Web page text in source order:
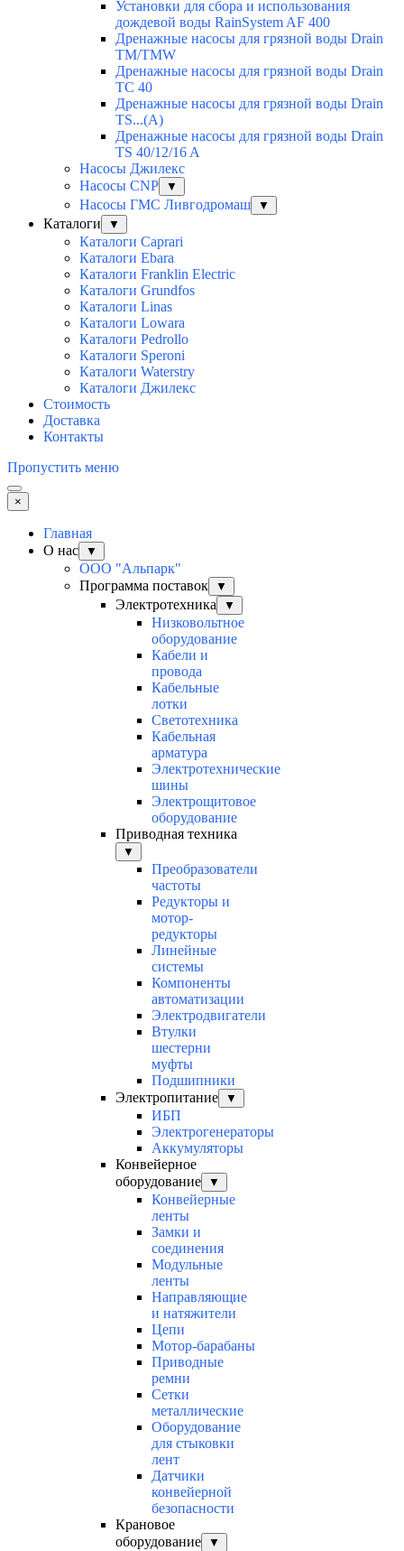
Установки для сбора и использования
дождевой воды RainSystem AF 400
Дренажные насосы для грязной воды Drain
TM/TMW
Дренажные насосы для грязной воды Drain
TC 40
Дренажные насосы для грязной воды Drain
TS...(A)
Дренажные насосы для грязной воды Drain
TS 40/12/16 A
Насосы Джилекс
Насосы CNP
▼
Насосы ГМС Ливгодромаш ▼
Каталоги ▼
Каталоги Caprari
Каталоги Ebara
Каталоги Franklin Electric
Каталоги Grundfos
Каталоги Linas
Каталоги Lowara
Каталоги Pedrollo
Каталоги Speroni
Каталоги Waterstry
Каталоги Джилекс
Стоимость
Доставка
Контакты
Пропустить меню
×
Главная
О нас
▼
ООО "Альпарк"
Программа поставок
▼
Электротехника ▼
Низковольтное
оборудование
Кабели и
провода
Кабельные
лотки
Светотехника
Кабельная
арматура
Электротехнические
шины
Электрощитовое
оборудование
Приводная техника
▼
Преобразователи
частоты
Редукторы и
мотор-
редукторы
Линейные
системы
Компоненты
автоматизации
Электродвигатели
Втулки
шестерни
муфты
Подшипники
Электропитание
▼
ИБП
Электрогенераторы
Аккумуляторы
Конвейерное
оборудование
▼
Конвейерные
ленты
Замки и
соединения
Модульные
ленты
Направляющие
и натяжители
Цепи
Мотор-барабаны
Приводные
ремни
Сетки
металлические
Оборудование
для стыковки
лент
Датчики
конвейерной
безопасности
Крановое
оборудование
▼